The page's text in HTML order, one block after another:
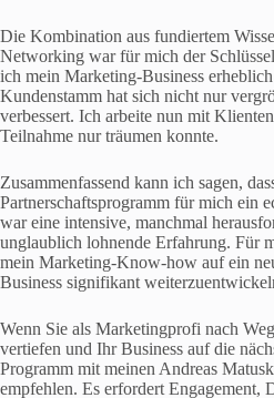
Die Kombination aus fundiertem
Networking war für mich der
ich mein Marketing-Business
Kundenstamm hat sich nicht nur
verbessert. Ich arbeite nun mit
Teilnahme nur träumen konnte.
Zusammenfassend kann ich sagen,
Partnerschaftsprogramm für mich ein
war eine intensive, manchmal
unglaublich lohnende Erfahrung. Für
mein Marketing-Know-how auf ein
Business signifikant
Wenn Sie als Marketingprofi nach
vertiefen und Ihr Business auf die
Programm mit meinen Andreas
empfehlen. Es erfordert Engagement,